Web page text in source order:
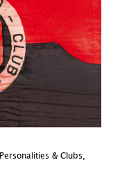
Personalities & Clubs